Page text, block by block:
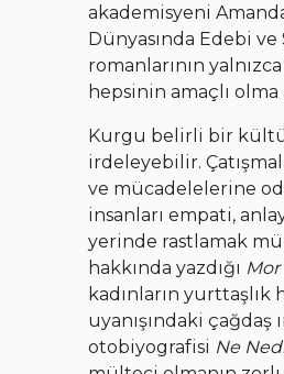
akademisyeni
Dünyasında Edebi ve
romanlarının
hepsinin amaçlı
Kurgu belirli bir
irdeleyebilir.
ve mücadelelerine
insanları empati,
yerinde rastlamak
hakkında yazdığı Mor
kadınların
uyanışındaki
otobiyografisi Ne